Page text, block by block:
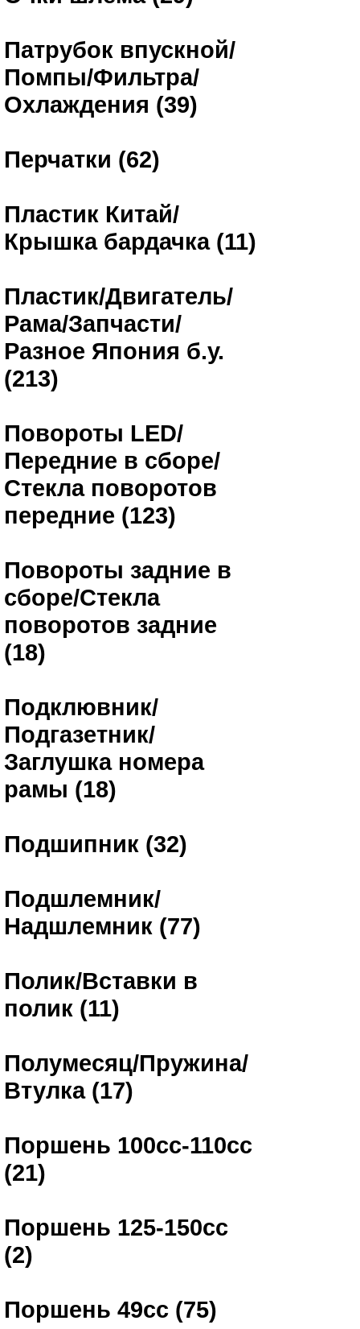
Патрубок впускной/
Помпы/Фильтра/
Охлаждения (39)
Перчатки (62)
Пластик Китай/
Крышка бардачка (11)
Пластик/Двигатель/
Рама/Запчасти/
Разное Япония б.у.
(213)
Повороты LED/
Передние в сборе/
Стекла поворотов
передние (123)
Повороты задние в
сборе/Стекла
поворотов задние
(18)
Подклювник/
Подгазетник/
Заглушка номера
рамы (18)
Подшипник (32)
Подшлемник/
Надшлемник (77)
Полик/Вставки в
полик (11)
Полумесяц/Пружина/
Втулка (17)
Поршень 100сс-110сс
(21)
Поршень 125-150сс
(2)
Поршень 49сс (75)